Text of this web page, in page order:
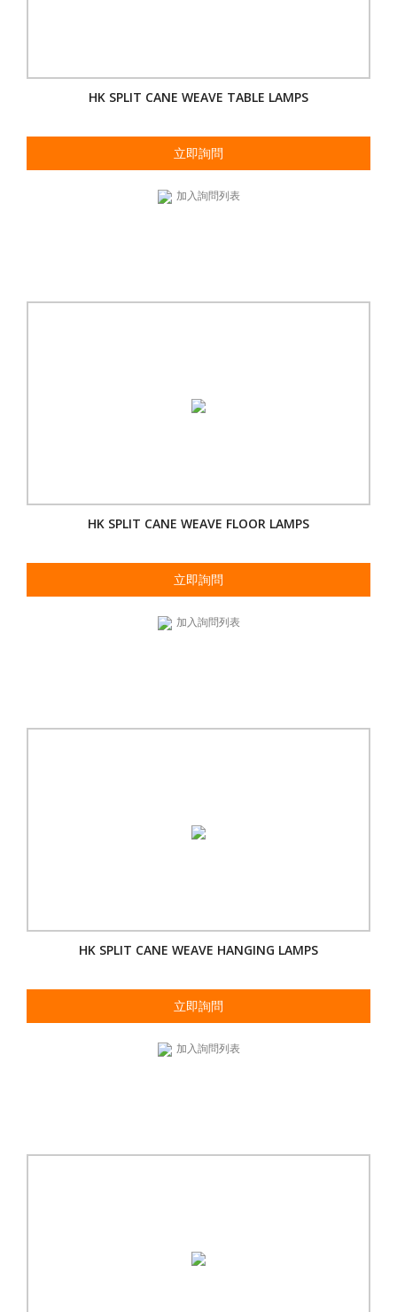
HK SPLIT CANE WEAVE TABLE LAMPS
立即詢問
加入詢問列表
HK SPLIT CANE WEAVE FLOOR LAMPS
立即詢問
加入詢問列表
HK SPLIT CANE WEAVE HANGING LAMPS
立即詢問
加入詢問列表